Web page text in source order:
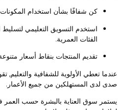
كن شفافًا بشأن استخدام المكونات
استخدم التسويق التعليمي لتسليط
الفئات العمرية.
تقديم المنتجات بنقاط أسعار
تعطي الأولوية للشفافية والتعليم,
لدى المستهلكين من جميع الأعمار.
سوق العناية بالبشرة حسب العمر في